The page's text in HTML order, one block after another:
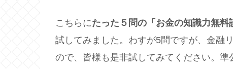
こちらにたった５問の「お金の知識力無料
試してみました。わすが5問ですが、金融
ので、皆様も是非試してみてください。